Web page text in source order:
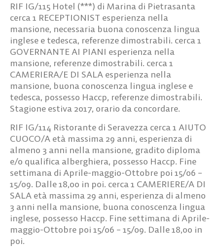
RIF IG/115 Hotel (***) di Marina di Pietrasanta
cerca1 RECEPTIONIST esperienza nella
mansione, necessaria buona conoscenza lingua
inglese e tedesca, referenze dimostrabili. cerca1
GOVERNANTE AI PIANI esperienza nella
mansione, referenze dimostrabili. cerca1
CAMERIERA/E DI SALA esperienza nella
mansione, buona conoscenza lingua inglese e
tedesca, possesso Haccp, referenze dimostrabili.
Stagione estiva 2017, orario da concordare.
RIF IG/114 Ristorante di Seravezza cerca1 AIUTO
CUOCO/A età massima 29 anni, esperienza di
almeno 3 anni nella mansione, gradito diploma
e/o qualifica alberghiera, possesso Haccp. Fine
settimana di Aprile-maggio-Ottobre poi 15/06 –
15/09. Dalle 18,00 in poi. cerca1 CAMERIERE/A DI
SALA età massima 29 anni, esperienza di almeno
3 anni nella mansione, buona conoscenza lingua
inglese, possesso Haccp. Fine settimana di Aprile-
maggio-Ottobre poi 15/06 – 15/09. Dalle 18,00 in
poi.